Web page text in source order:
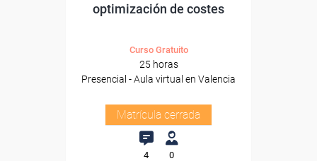
optimización de costes
Curso Gratuito
25 horas
Presencial - Aula virtual en Valencia
Matrícula cerrada
4 0